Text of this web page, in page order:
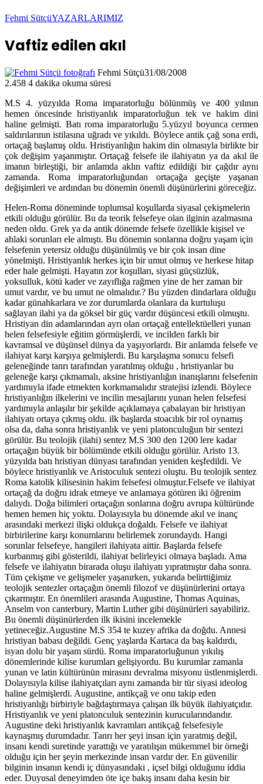
Fehmi SütçüYAZARLARIMIZ
Vaftiz edilen akıl
Fehmi Sütçü31/08/2008
2.458 4 dakika okuma süresi
M.S 4. yüzyılda Roma imparatorluğu bölünmüş ve 400 yılının
hemen öncesinde hristiyanlık imparatorluğun tek ve hakim dini
haline gelmişti. Batı roma imparatorluğu 5.yüzyıl boyunca cermen
saldırılarının istilasına uğradı ve yıkıldı. Böylece antik çağ sona erdi,
ortaçağ başlamış oldu. Hristiyanlığın hakim din olmasıyla birlikte bir
çok değişim yaşanmıştır. Ortaçağ felsefe ile ilahiyatın ya da akıl ile
imanın birleştiği, bir anlamda aklın vaftiz edildiği bir çağdır aynı
zamanda. Roma imparatorluğundan ortaçağa geçişte yaşanan
değişimleri ve ardından bu dönemin önemli düşünürlerini göreceğiz.
Helen-Roma döneminde toplumsal koşullarda siyasal çekişmelerin
etkili olduğu görülür. Bu da teorik felsefeye olan ilginin azalmasına
neden oldu. Grek ya da antik dönemde felsefe özellikle kişisel ve
ahlaki sorunları ele almıştı. Bu dönemin sonlarına doğru yaşam için
felsefenin yetersiz olduğu düşünülmüş ve bir çok insan dine
yönelmişti. Hristiyanlık herkes için bir umut olmuş ve herkese hitap
eder hale gelmişti. Hayatın zor koşulları, siyasi güçsüzlük,
yoksulluk, kötü kader ve zayıflığa rağmen yine de her zaman bir
umut vardır, ve bu umut ne olmalıdır.? Bu yüzden dindarlara olduğu
kadar günahkarlara ve zor durumlarda olanlara da kurtuluşu
sağlayan ilahi ya da göksel bir güç vardır düşüncesi etkili olmuştu.
Hristiyan din adamlarından ayrı olan ortaçağ entellektüelleri yunan
helen felsefesiyle eğitim görmüşlerdi, ve incilden farklı bir
kavramsal ve düşünsel dünya da yaşıyorlardı. Bir anlamda felsefe ve
ilahiyat karşı karşıya gelmişlerdi. Bu karşılaşma sonucu felsefi
geleneğinde tanrı tarafından yaratılmış olduğu , hristiyanlar bu
geleneğe karşı çıkmamalı, aksine hristiyanlığın inanışlarını felsefenin
yardımıyla ifade etmekten korkmamalıdır stratejisi izlendi. Böylece
hristiyanlığın ilkelerini ve incilin mesajlarını yunan helen felsefesi
yardımıyla anlaşılır bir şekilde açıklamaya çabalayan bir hristiyan
ilahiyatı ortaya çıkmış oldu. ilk başlarda stoacılık bir rol oynamış
olsa da, daha sonra hristiyanlık ve yeni platonculuğun bir sentezi
görülür. Bu teolojik (ilahi) sentez M.S 300 den 1200 lere kadar
ortaçağın büyük bir bölümünde etkili olduğu görülür. Aristo 13.
yüzyılda batı hristiyan dünyası tarafından yeniden keşfedildi. Ve
böylece hristiyanlık ve Aristoculuk sentezi oluştu. Bu teolojik sentez
Roma katolik kilisesinin hakim felsefesi olmuştur.Felsefe ve ilahiyat
ortaçağ da doğru idrak etmeye ve anlamaya götüren iki öğrenim
dalıydı. Doğa bilimleri ortaçağın sonlarına doğru avrupa kültüründe
hemen hemen hiç yoktu. Dolayısıyla bu dönemde akıl ve inanç
arasındaki merkezi ilişki oldukça doğaldı. Felsefe ve ilahiyat
birbirilerine karşı konumlarını belirlemek zorundaydı. Hangi
sorunlar felsefeye, hangileri ilahiyata aittir. Başlarda felsefe
kurbanmış gibi gösterildi, ilahiyat belirleyici olmaya başladı. Ama
felsefe ve ilahiyatın birarada oluşu ilahiyatı yıpratmıştır daha sonra.
Tüm çekişme ve gelişmeler yaşanırken, yukarıda belirttiğimiz
teolojik sentezler ortaçağın önemli filozof ve düşünürlerini ortaya
çıkarmıştır. En önemlileri arasında Augustine, Thomas Aquinas,
Anselm von canterbury, Martin Luther gibi düşünürleri sayabiliriz.
Bu önemli düşünürlerden ilk ikisini incelemekle
yetineceğiz.Augustine M.S 354 te kuzey afrika da doğdu. Annesi
hristiyan babası değildi. Genç yaşlarda Kartaca da baş kaldırdı,
isyan dolu bir yaşam sürdü. Roma imparatorluğunun yıkılış
dönemlerinde kilise kurumları gelişiyordu. Bu kurumlar zamanla
yunan ve latin kültürünün mirasını devralma misyonu üstlenmişlerdi.
Dolayısıyla kilise ilahiyatçıları aynı zamanda bir tür siyasi ideolog
haline gelmişlerdi. Augustine, antikçağ ve onu takip eden
hristiyanlığı birbiriyle bağdaştırmaya çalışan ilk büyük ilahiyatçıdır.
Hristiyanlık ve yeni platonculuk sentezinin kurucularındandır.
Augustine deki hristiyanlık kavramları antikçağ felsefesiyle
kaynaşmış durumdadır. Tanrı her şeyi insan için yaratmış değil,
insanı kendi suretinde yarattığı ve yaratılışın mükemmel bir örneği
olduğu için her şeyin merkezinde insan vardır der. En güvenilir
bilginin insanın kendi iç dünyasındaki , içsel bilgi olduğunu iddia
eder. Duyusal deneyimden öte içe bakış insanı daha kesin bir